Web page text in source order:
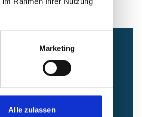
Marketing
Alle zulassen